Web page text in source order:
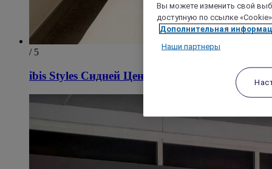
/ 5
ibis Styles Сидней Центр
Вы можете изменить свой
доступную по ссылке
Дополнительная
Наши партнеры